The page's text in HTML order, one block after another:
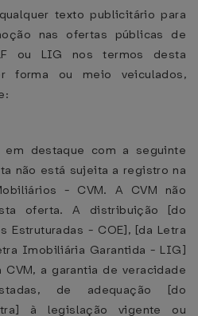
texto publicitário para
nas ofertas públicas de
ou LIG nos termos desta
forma ou meio veiculados,
destaque com a seguinte
não está sujeita a registro na
- CVM. A CVM não
oferta. A distribuição [do
Estruturadas - COE], [da Letra
Imobiliária Garantida - LIG]
a garantia de veracidade
de adequação [do
à legislação vigente ou